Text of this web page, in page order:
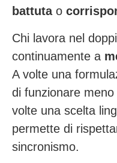
battutao
Chi lavora nel
continuamente a
A volte una
di funzionare
volte una scelta
permette di
sincronismo.